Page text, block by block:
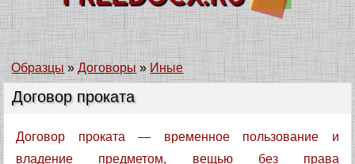
Образцы»Договоры » Иные
Договор проката
Договор проката — временное пользование и
владение предметом, вещью без права